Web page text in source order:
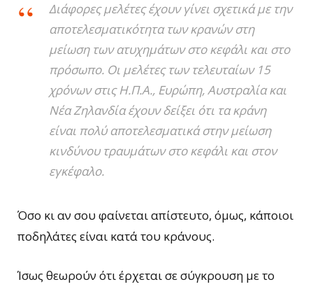
Διάφορες μελέτες έχουν γίνει σχετικά με την
αποτελεσματικότητα των κρανών στη
μείωση των ατυχημάτων στο κεφάλι και στο
πρόσωπο. Οι μελέτες των τελευταίων 15
χρόνων στις Η.Π.Α., Ευρώπη, Αυστραλία και
Νέα Ζηλανδία έχουν δείξει ότι τα κράνη
είναι πολύ αποτελεσματικά στην μείωση
κινδύνου τραυμάτων στο κεφάλι και στον
εγκέφαλο.
Όσο κι αν σου φαίνεται απίστευτο, όμως, κάποιοι
ποδηλάτες είναι κατά του κράνους.
Ίσως θεωρούν ότι έρχεται σε σύγκρουση με το